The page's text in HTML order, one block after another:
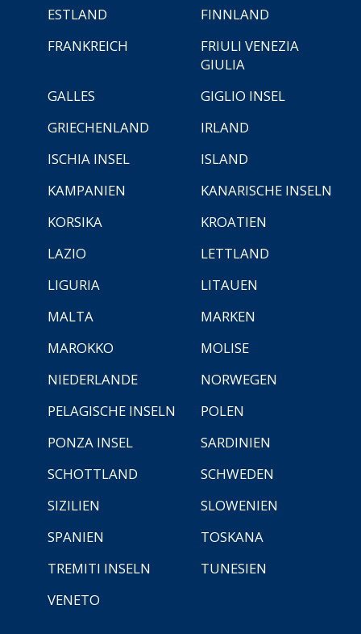
ESTLAND
FINNLAND
FRANKREICH
FRIULI VENEZIA
GIULIA
GALLES
GIGLIO INSEL
GRIECHENLAND
IRLAND
ISCHIA INSEL
ISLAND
KAMPANIEN
KANARISCHE INSELN
KORSIKA
KROATIEN
LAZIO
LETTLAND
LIGURIA
LITAUEN
MALTA
MARKEN
MAROKKO
MOLISE
NIEDERLANDE
NORWEGEN
PELAGISCHE INSELN
POLEN
PONZA INSEL
SARDINIEN
SCHOTTLAND
SCHWEDEN
SIZILIEN
SLOWENIEN
SPANIEN
TOSKANA
TREMITI INSELN
TUNESIEN
VENETO